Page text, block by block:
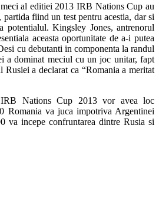
al editiei 2013 IRB Nations Cup au
fiind un test pentru acestia, dar si
potentialul. Kingsley Jones, antrenorul
aceasta oportunitate de a-i putea
cu debutanti in componenta la randul
a dominat meciul cu un joc unitar, fapt
Rusiei a declarat ca “Romania a meritat
IRB Nations Cup 2013 vor avea loc
Romania va juca impotriva Argentinei
va incepe confruntarea dintre Rusia si